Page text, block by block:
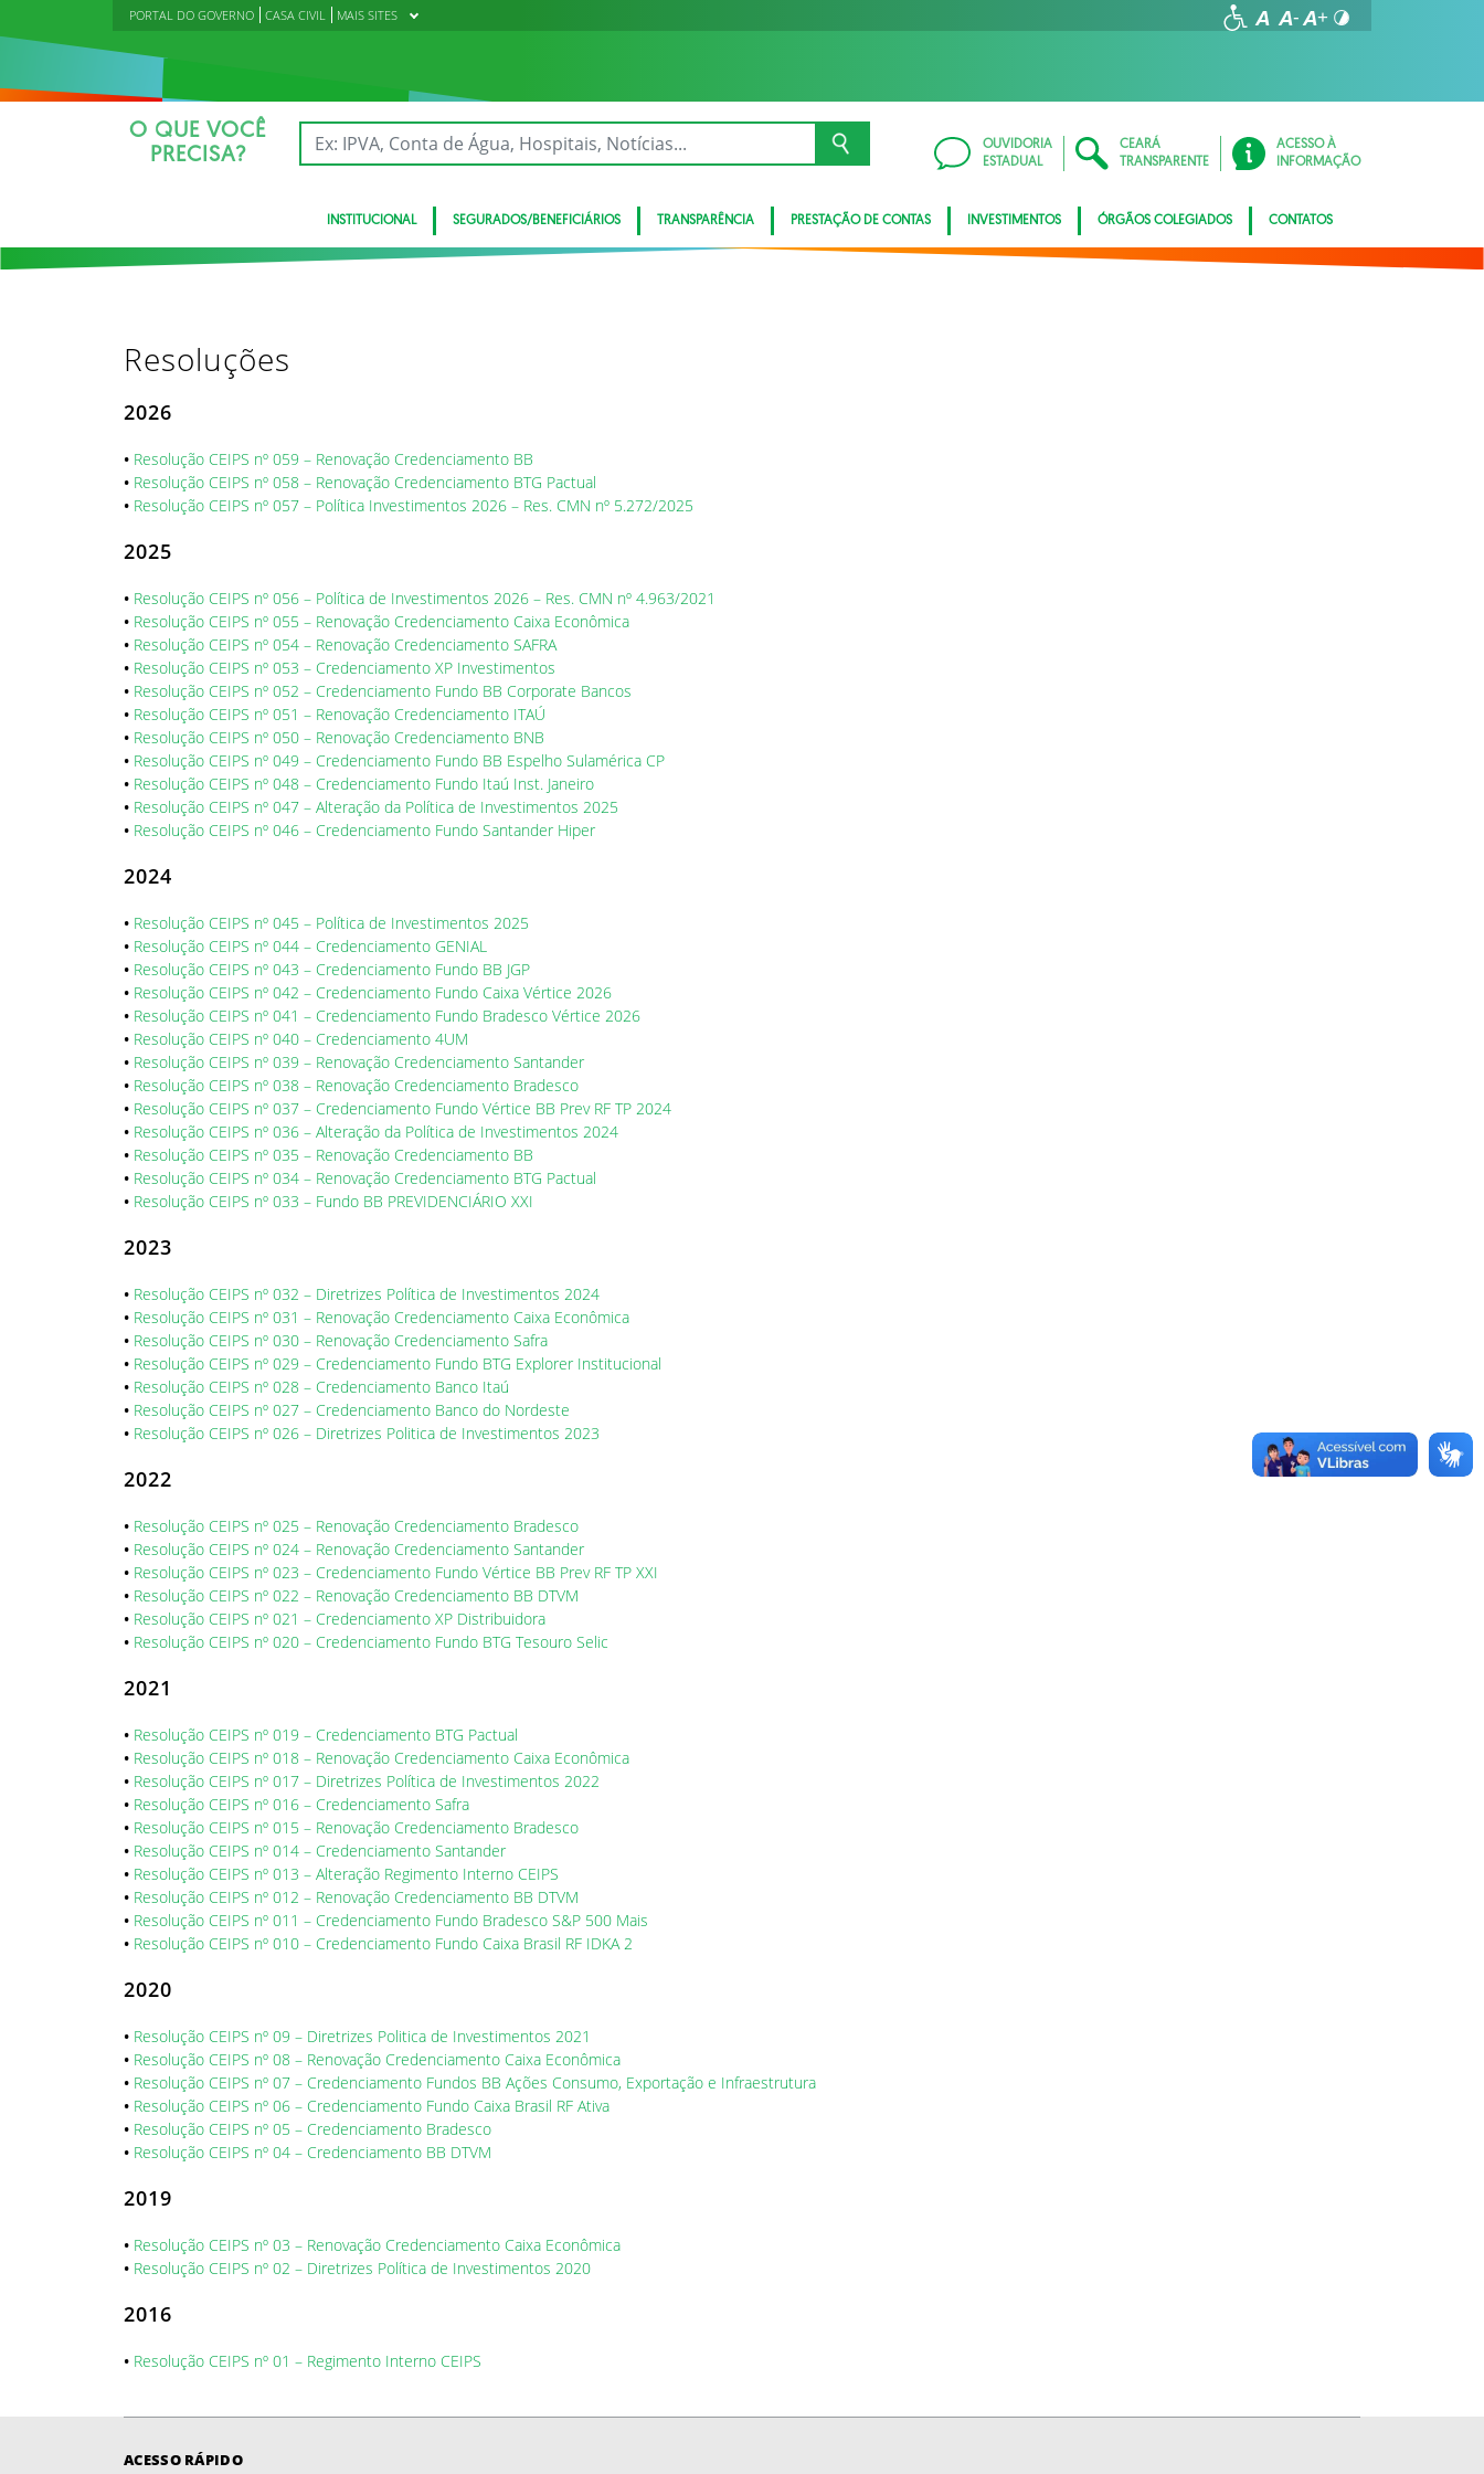
PORTAL DO GOVERNO CASA CIVIL MAIS SITES
O QUE VOCÊ
PRECISA?
OUVIDORIA
ESTADUAL
CEARÁ
TRANSPARENTE
ACESSO À
INFORMAÇÃO
INSTITUCIONAL SEGURADOS/BENEFICIÁRIOS TRANSPARÊNCIA PRESTAÇÃO DE CONTAS INVESTIMENTOS ÓRGÃOS COLEGIADOS CONTATOS
Resoluções
2026
• Resolução CEIPS nº 059 – Renovação Credenciamento BB
• Resolução CEIPS nº 058 – Renovação Credenciamento BTG Pactual
• Resolução CEIPS nº 057 – Política Investimentos 2026 – Res. CMN nº 5.272/2025
2025
• Resolução CEIPS nº 056 – Política de Investimentos 2026 – Res. CMN nº 4.963/2021
• Resolução CEIPS nº 055 – Renovação Credenciamento Caixa Econômica
• Resolução CEIPS nº 054 – Renovação Credenciamento SAFRA
• Resolução CEIPS nº 053 – Credenciamento XP Investimentos
• Resolução CEIPS nº 052 – Credenciamento Fundo BB Corporate Bancos
• Resolução CEIPS nº 051 – Renovação Credenciamento ITAÚ
• Resolução CEIPS nº 050 – Renovação Credenciamento BNB
• Resolução CEIPS nº 049 – Credenciamento Fundo BB Espelho Sulamérica CP
• Resolução CEIPS nº 048 – Credenciamento Fundo Itaú Inst. Janeiro
• Resolução CEIPS nº 047 – Alteração da Política de Investimentos 2025
• Resolução CEIPS nº 046 – Credenciamento Fundo Santander Hiper
2024
• Resolução CEIPS nº 045 – Política de Investimentos 2025
• Resolução CEIPS nº 044 – Credenciamento GENIAL
• Resolução CEIPS nº 043 – Credenciamento Fundo BB JGP
• Resolução CEIPS nº 042 – Credenciamento Fundo Caixa Vértice 2026
• Resolução CEIPS nº 041 – Credenciamento Fundo Bradesco Vértice 2026
• Resolução CEIPS nº 040 – Credenciamento 4UM
• Resolução CEIPS nº 039 – Renovação Credenciamento Santander
• Resolução CEIPS nº 038 – Renovação Credenciamento Bradesco
• Resolução CEIPS nº 037 – Credenciamento Fundo Vértice BB Prev RF TP 2024
• Resolução CEIPS nº 036 – Alteração da Política de Investimentos 2024
• Resolução CEIPS nº 035 – Renovação Credenciamento BB
• Resolução CEIPS nº 034 – Renovação Credenciamento BTG Pactual
• Resolução CEIPS nº 033 – Fundo BB PREVIDENCIÁRIO XXI
2023
• Resolução CEIPS nº 032 – Diretrizes Política de Investimentos 2024
• Resolução CEIPS nº 031 – Renovação Credenciamento Caixa Econômica
• Resolução CEIPS nº 030 – Renovação Credenciamento Safra
• Resolução CEIPS nº 029 – Credenciamento Fundo BTG Explorer Institucional
• Resolução CEIPS nº 028 – Credenciamento Banco Itaú
• Resolução CEIPS nº 027 – Credenciamento Banco do Nordeste
• Resolução CEIPS nº 026 – Diretrizes Politica de Investimentos 2023
2022
• Resolução CEIPS nº 025 – Renovação Credenciamento Bradesco
• Resolução CEIPS nº 024 – Renovação Credenciamento Santander
• Resolução CEIPS nº 023 – Credenciamento Fundo Vértice BB Prev RF TP XXI
• Resolução CEIPS nº 022 – Renovação Credenciamento BB DTVM
• Resolução CEIPS nº 021 – Credenciamento XP Distribuidora
• Resolução CEIPS nº 020 – Credenciamento Fundo BTG Tesouro Selic
2021
• Resolução CEIPS nº 019 – Credenciamento BTG Pactual
• Resolução CEIPS nº 018 – Renovação Credenciamento Caixa Econômica
• Resolução CEIPS nº 017 – Diretrizes Política de Investimentos 2022
• Resolução CEIPS nº 016 – Credenciamento Safra
• Resolução CEIPS nº 015 – Renovação Credenciamento Bradesco
• Resolução CEIPS nº 014 – Credenciamento Santander
• Resolução CEIPS nº 013 – Alteração Regimento Interno CEIPS
• Resolução CEIPS nº 012 – Renovação Credenciamento BB DTVM
• Resolução CEIPS nº 011 – Credenciamento Fundo Bradesco S&P 500 Mais
• Resolução CEIPS nº 010 – Credenciamento Fundo Caixa Brasil RF IDKA 2
2020
• Resolução CEIPS nº 09 – Diretrizes Politica de Investimentos 2021
• Resolução CEIPS nº 08 – Renovação Credenciamento Caixa Econômica
• Resolução CEIPS nº 07 – Credenciamento Fundos BB Ações Consumo, Exportação e Infraestrutura
• Resolução CEIPS nº 06 – Credenciamento Fundo Caixa Brasil RF Ativa
• Resolução CEIPS nº 05 – Credenciamento Bradesco
• Resolução CEIPS nº 04 – Credenciamento BB DTVM
2019
• Resolução CEIPS nº 03 – Renovação Credenciamento Caixa Econômica
• Resolução CEIPS nº 02 – Diretrizes Política de Investimentos 2020
2016
• Resolução CEIPS nº 01 – Regimento Interno CEIPS
ACESSO RÁPIDO